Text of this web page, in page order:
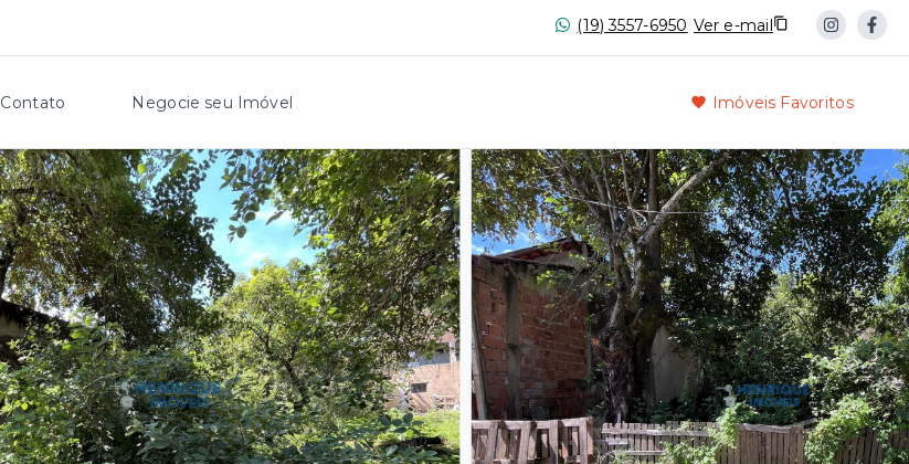
(19) 3557-6950 Ver e-mail
Contato Negocie seu Imóvel Imóveis Favoritos